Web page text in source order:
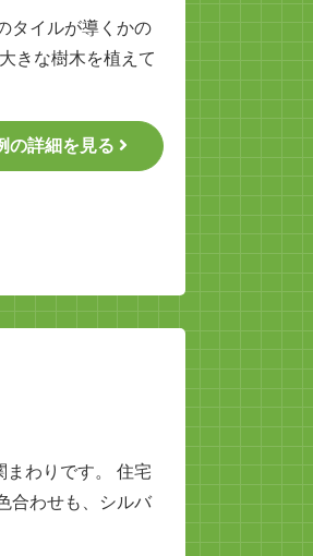
タイルが導くかの
きな樹木を植えて
の詳細を見る
まわりです。 住宅
合わせも、シルバ